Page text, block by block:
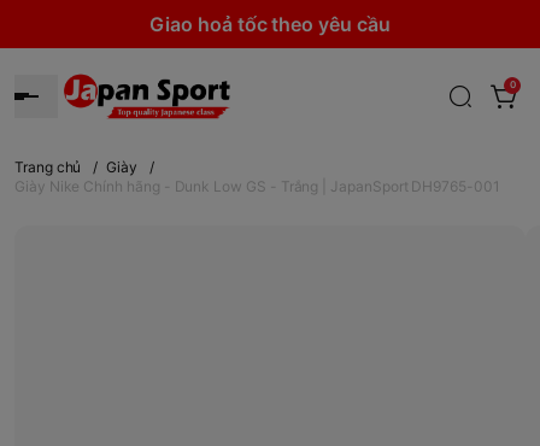
Giao hoả tốc theo yêu cầu
0
Trang chủ / Giày
/
Giày Nike Chính hãng - Dunk Low GS - Trắng | JapanSport DH9765-001